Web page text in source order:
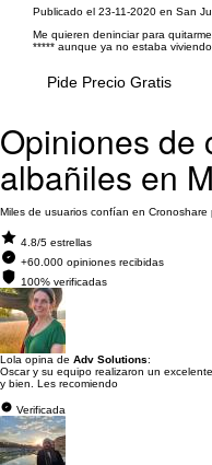
Publicado el 23-11-2020 en San
Me quieren deninciar para
***** aunque ya no estaba
Pide Precio Gratis
Opiniones de
albañiles en
Miles de usuarios confían en
4.8/5 estrellas
+60.000 opiniones recibidas
100% verificadas
Lola opina de Adv Solutions:
Oscar y su equipo realizaron un
y bien. Les recomiendo
Verificada